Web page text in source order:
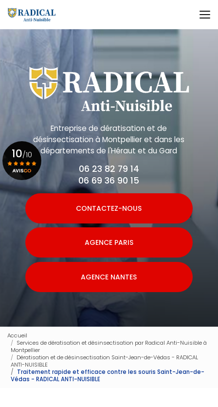
au
contenu
principal
Entreprise de dératisation et de
désinsectisationà Montpellier et dans les
départements de l'Héraut et du Gard
06 23 82 79 14
06 69 36 90 15
CONTACTEZ-NOUS
AGENCE PARIS
AGENCE NANTES
10/10
Voir le certificat
Accueil
Services de dératisation et désinsectisation par Radical Anti-Nuisible à
Montpellier
Dératisation et de désinsectisation Saint-Jean-de-Védas - RADICAL
ANTI-NUISIBLE
Traitement rapide et efficace contre les souris Saint-Jean-de-
Védas - RADICAL ANTI-NUISIBLE